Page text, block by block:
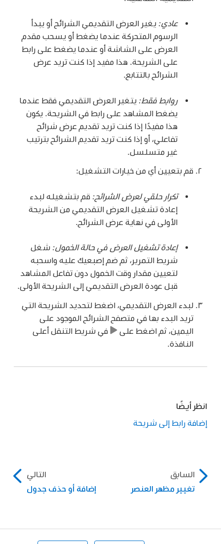
عادي:يغير العرض التقديمي الشرائح أو يبدأ
الرسوم المتحركة عندما يضغط أو يسحب مقدم
العرض على الشاشة أو عندما يضغط على رابط
على الشريحة. هذا مفيد إذا كنت تريد عرض
الشرائح بالتتابع.
روابط فقط:يتغير العرض التقديمي فقط عندما
يضغط المشاهد على رابط في الشريحة. يكون
هذا مفيدًا إذا كنت تريد تقديم عرض شرائح
تفاعلي، أو إذا كنت تريد تقديم الشرائح بترتيب
غير متسلسل.
قم بتعيين أي من خيارات التشغيل:
تكرار حلقي لعرض الشرائح:قم بتشغيله لبدء
إعادة تشغيل العرض التقديمي من الشريحة
الأولى في نهاية عرض الشرائح.
إعادة تشغيل العرض في حالة الخمول:شغل
شريط التمرير، ثم ضم إصبعيك عليه واسحبه
لتعيين مقدار وقت الخمول دون تفاعل المشاهد
قبل عودة العرض التقديمي إلى الشريحة الأولى.
لبدء العرض التقديمي، اضغط لتحديد الشريحة التي
تريد البدء بها في متصفح الشرائح الموجود على
اليمين، ثم اضغط على
في شريط التنقل أعلى
النافذة.
انظر أيضًا
إضافة رابط إلى شريحة
السابق
تغيير مظهر العنصر
التالي
إضافة أو حذف جدول